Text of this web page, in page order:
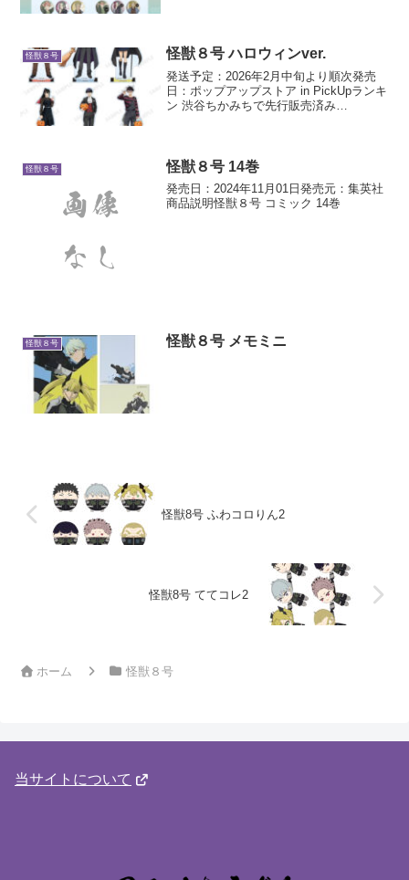
怪獣８号 怪獣８号 ハロウィンver.
発送予定：2026年2月中旬より順次発売
日：ポップアップストア in PickUpランキ
ン 渋谷ちかみちで先行販売済み
怪獣８号 怪獣８号 14巻
発売日：2024年11月01日発売元：集英社
商品説明怪獣８号 コミック 14巻
怪獣８号 怪獣８号 メモミニ
怪獣8号 ふわコロりん2
怪獣8号 ててコレ2
ホーム 怪獣８号
当サイトについて